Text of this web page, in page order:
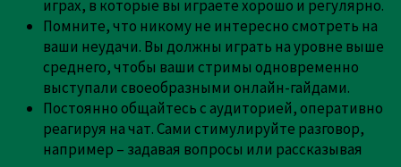
играх, в которые вы играете хорошо и регулярно.
Помните, что никому не интересно смотреть на
ваши неудачи. Вы должны играть на уровне выше
среднего, чтобы ваши стримы одновременно
выступали своеобразными онлайн-гайдами.
Постоянно общайтесь с аудиторией, оперативно
реагируя на чат. Сами стимулируйте разговор,
например – задавая вопросы или рассказывая